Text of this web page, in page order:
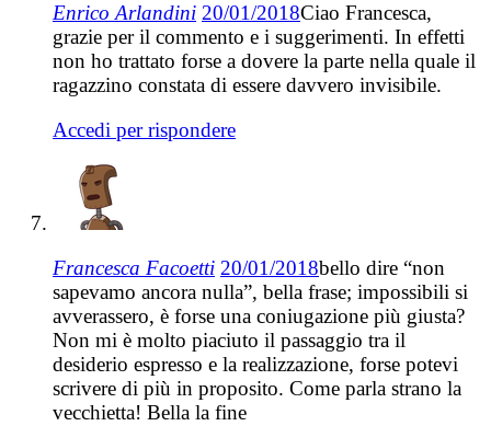
Enrico Arlandini 20/01/2018Ciao Francesca,
grazie per il commento e i suggerimenti. In effetti
non ho trattato forse a dovere la parte nella quale il
ragazzino constata di essere davvero invisibile.
Accedi per rispondere
Francesca Facoetti 20/01/2018bello dire “non
sapevamo ancora nulla”, bella frase; impossibili si
avverassero, è forse una coniugazione più giusta?
Non mi è molto piaciuto il passaggio tra il
desiderio espresso e la realizzazione, forse potevi
scrivere di più in proposito. Come parla strano la
vecchietta! Bella la fine